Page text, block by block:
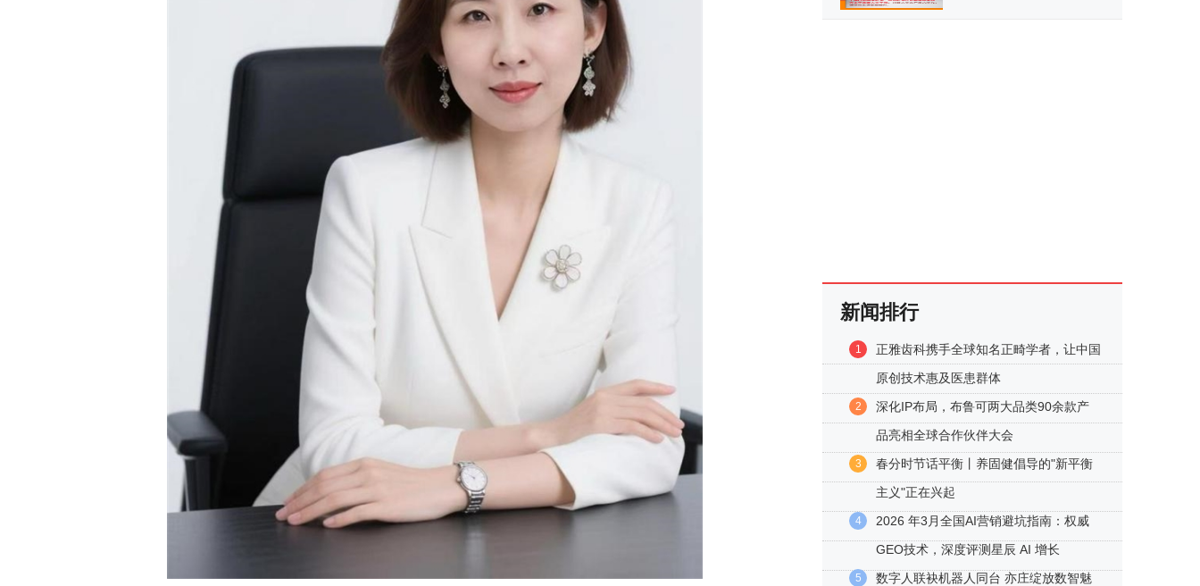
新闻排行
1
正雅齿科携手全球知名正畸学者，让中国
原创技术惠及医患群体
2
深化IP布局，布鲁可两大品类90余款产
品亮相全球合作伙伴大会
3
春分时节话平衡丨养固健倡导的"新平衡
主义"正在兴起
4
2026 年3月全国AI营销避坑指南：权威
GEO技术，深度评测星辰 AI 增长
5
数字人联袂机器人同台 亦庄绽放数智魅